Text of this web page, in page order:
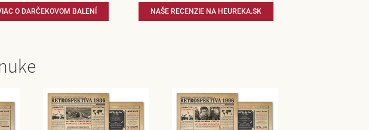
O DARČEKOVOM BALENÍ NAŠE RECENZIE NA HEUREKA.SK